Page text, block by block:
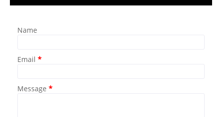
Name
Email *
Message *